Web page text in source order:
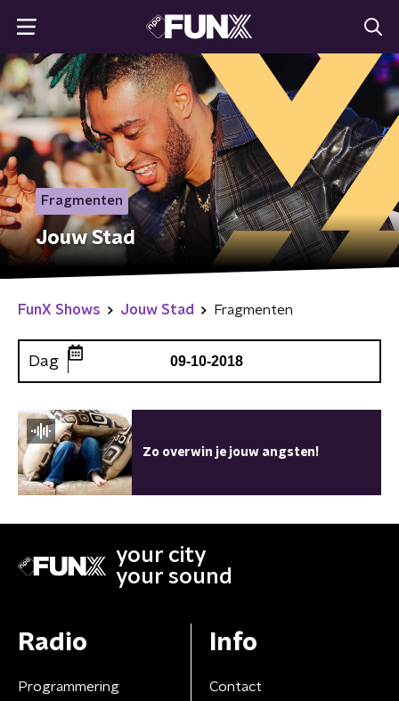
Fragmenten
Jouw Stad
FunX Shows Jouw Stad Fragmenten
Dag 09-10-2018
Zo overwin je jouw angsten!
your city
your sound
Radio
Programmering
Info
Contact